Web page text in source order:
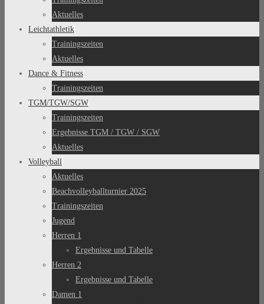
Aktuelles
Leichtathletik
Trainingszeiten
Aktuelles
Dance & Fitness
Trainingszeiten
TGM/TGW/SGW
Trainingszeiten
Ergebnisse TGM / TGW / SGW
Aktuelles
Volleyball
Aktuelles
Beachvolleyballturnier 2025
Trainingszeiten
Jugend
Herren 1
Ergebnisse und Tabelle
Herren 2
Ergebnisse und Tabelle
Damen 1